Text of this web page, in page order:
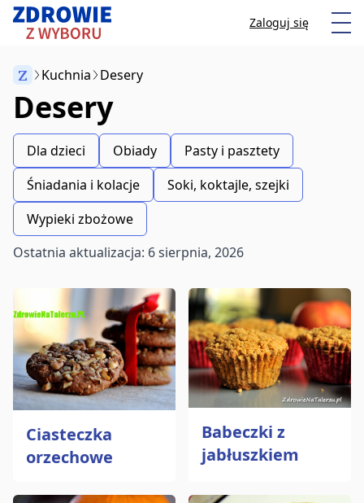
Przeskocz do treści Zaloguj się
Zacznij pisać, aby wyszukać artykuły
Z Kuchnia Desery
Desery
Dla dzieci Obiady
Pasty i pasztety
Śniadania i kolacje
Soki, koktajle, szejki
Wypieki zbożowe
Ostatnia aktualizacja: 6 sierpnia, 2026
Ciasteczka
orzechowe
Babeczki z
jabłuszkiem